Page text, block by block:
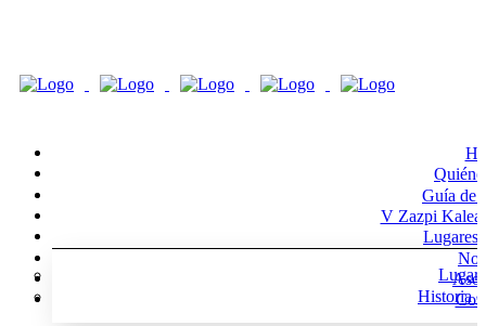
Guía de
V Zazpi
Lugares
Historia